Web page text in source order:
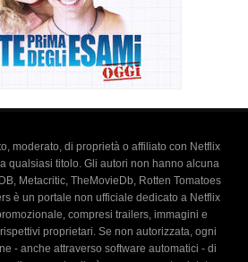
moderato, di proprietà o affiliato con Netflix
qualsiasi titolo. Gli autori non hanno alcuna
Metacritic, TheMovieDb, Rotten Tomatoes
è un portale non ufficiale dedicato a Netflix
compresi trailers, immagini e
proprietari. Se non autorizzata, ogni
- anche attraverso software automatici - di